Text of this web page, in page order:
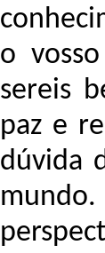
o
sereis
paz e
dúvida
mundo.